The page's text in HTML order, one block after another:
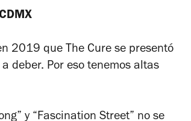
2019 que The Cure se presentó
deber. Por eso tenemos altas
y “Fascination Street” no se